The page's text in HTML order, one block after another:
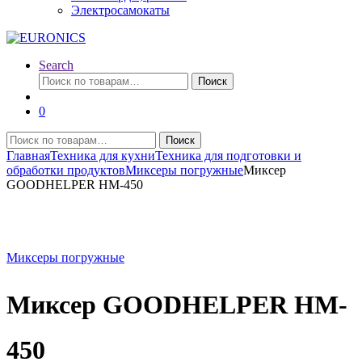
Электросамокаты
Search
Искать:
Поиск
0
Искать:
Поиск
ГлавнаяТехника для кухниТехника для подготовки и
обработки продуктовМиксеры погружныеМиксер
GOODHELPER HM-450
Миксеры погружные
Миксер GOODHELPER HM-
450